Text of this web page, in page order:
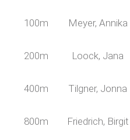
100m Meyer, Annika
200m Loock, Jana
400m Tilgner, Jonna
800m Friedrich, Birgit